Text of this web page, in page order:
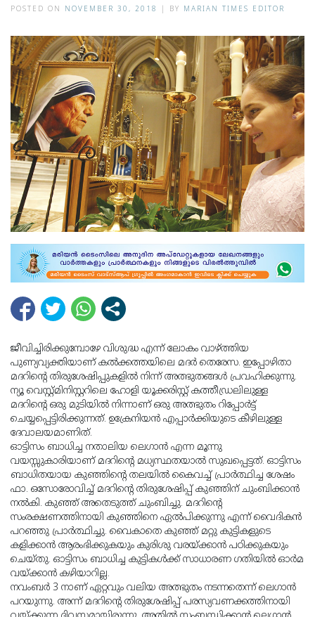
POSTED ON NOVEMBER 30, 2018 BY MARIAN TIMES EDITOR
ജീവിച്ചിരിക്കുമ്പോഴേ വിശുദ്ധ എന്ന് ലോകം വാഴ്ത്തിയ
പുണ്യവ്യക്തിയാണ് കല്‍ക്കത്തയിലെ മദര്‍ തെരേസ. ഇപ്പോഴിതാ
മദറിന്റെ തിരുശേഷിപ്പുകളില്‍ നിന്ന് അത്ഭുതങ്ങള്‍ പ്രവഹിക്കുന്നു.
ന്യൂ വെസ്റ്റ്മിനിസ്റ്ററിലെ ഹോളി യൂക്കരിസ്റ്റ് കത്തീഡ്രലിലുള്ള
മദറിന്റെ ഒരു മുടിയില്‍ നിന്നാണ് ഒരു അത്ഭുതം റിപ്പോര്‍ട്ട്
ചെയ്യപ്പെട്ടിരിക്കുന്നത്. ഉക്രേനിയന്‍ എപ്പാര്‍ക്കിയുടെ കീഴിലുള്ള
ദേവാലയമാണിത്.
ഓട്ടിസം ബാധിച്ച നതാലിയ ലെഗാന്‍ എന്ന മൂന്നു
വയസ്സുകാരിയാണ് മദറിന്റെ മധ്യസ്ഥതയാല്‍ സുഖപ്പെട്ടത്. ഓട്ടിസം
ബാധിതയായ കുഞ്ഞിന്റെ തലയില്‍ കൈവച്ച് പ്രാര്‍ത്ഥിച്ച ശേഷം
ഫാ. ഒസോരോവിച്ച് മദറിന്റെ തിരുശേഷിപ്പ് കുഞ്ഞിന് ചുംബിക്കാന്‍
നല്‍കി. കുഞ്ഞ് അതെടുത്ത് ചുംബിച്ചു. മദറിന്റെ
സംരക്ഷണത്തിനായി കുഞ്ഞിനെ ഏല്‍പിക്കുന്നു എന്ന് വൈദികന്‍
പറഞ്ഞു പ്രാര്‍ത്ഥിച്ചു. വൈകാതെ കുഞ്ഞ് മറ്റു കുട്ടികളുടെ
കളിക്കാന്‍ ആരംഭിക്കുകയും കുരിശു വരയ്ക്കാന്‍ പഠിക്കുകയും
ചെയ്തു. ഓട്ടിസം ബാധിച്ച കുട്ടികള്‍ക്ക് സാധാരണ ഗതിയില്‍ ഓര്‍മ
വയ്ക്കാന്‍ കഴിയാറില്ല.
നവംബര്‍ 3 നാണ് ഏറ്റവും വലിയ അത്ഭുതം നടന്നതെന്ന് ലെഗാന്‍
പറയുന്നു. അന്ന് മദറിന്റെ തിരുശേഷിപ്പ് പരസ്യവണക്കത്തിനായി